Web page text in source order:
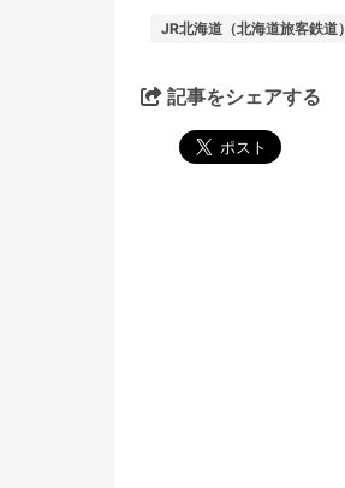
JR北海道（北海道旅客鉄道）
記事をシェアする